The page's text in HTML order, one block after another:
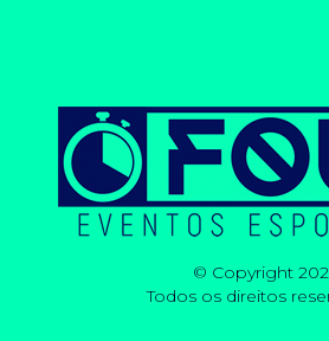
© Copyright
Todos os direitos